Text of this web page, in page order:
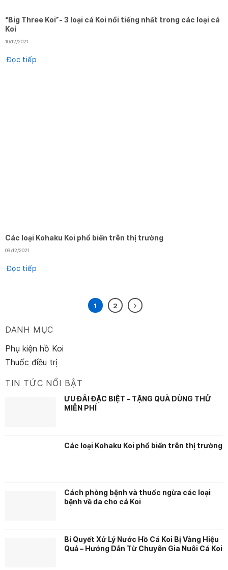
“Big Three Koi”- 3 loại cá Koi nổi tiếng nhất trong các loại cá
Koi
10/12/2021
Đọc tiếp
Các loại Kohaku Koi phổ biến trên thị trường
09/12/2021
Đọc tiếp
1 2
DANH MỤC
Phụ kiện hồ Koi
Thuốc điều trị
TIN TỨC NỔI BẬT
ƯU ĐÃI ĐẶC BIỆT – TẶNG QUÀ DÙNG THỬ
MIỄN PHÍ
Các loại Kohaku Koi phổ biến trên thị trường
Cách phòng bệnh và thuốc ngừa các loại
bệnh về da cho cá Koi
Bí Quyết Xử Lý Nước Hồ Cá Koi Bị Vàng Hiệu
Quả – Hướng Dẫn Từ Chuyên Gia Nuôi Cá Koi